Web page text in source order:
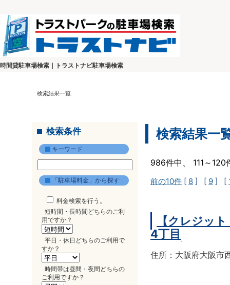
時間貸駐車場検索｜トラストナビ駐車場検索
検索結果一覧
検索条件
キーワード
「駐車場料金」から探す
料金検索を行う。
短時間・長時間どちらのご利
用ですか？
平日・休日どちらのご利用で
すか？
時間帯は昼間・夜間どちらの
ご利用ですか？
検索結果一
986件中、 111～
前の10件 [ 8 ] [ 9 ] [
【クレジッ
4丁目
住所：大阪府大阪市